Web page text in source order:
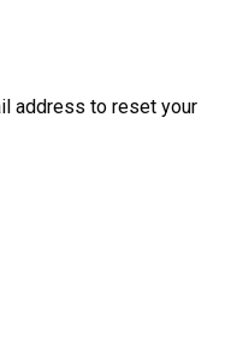
address to reset your